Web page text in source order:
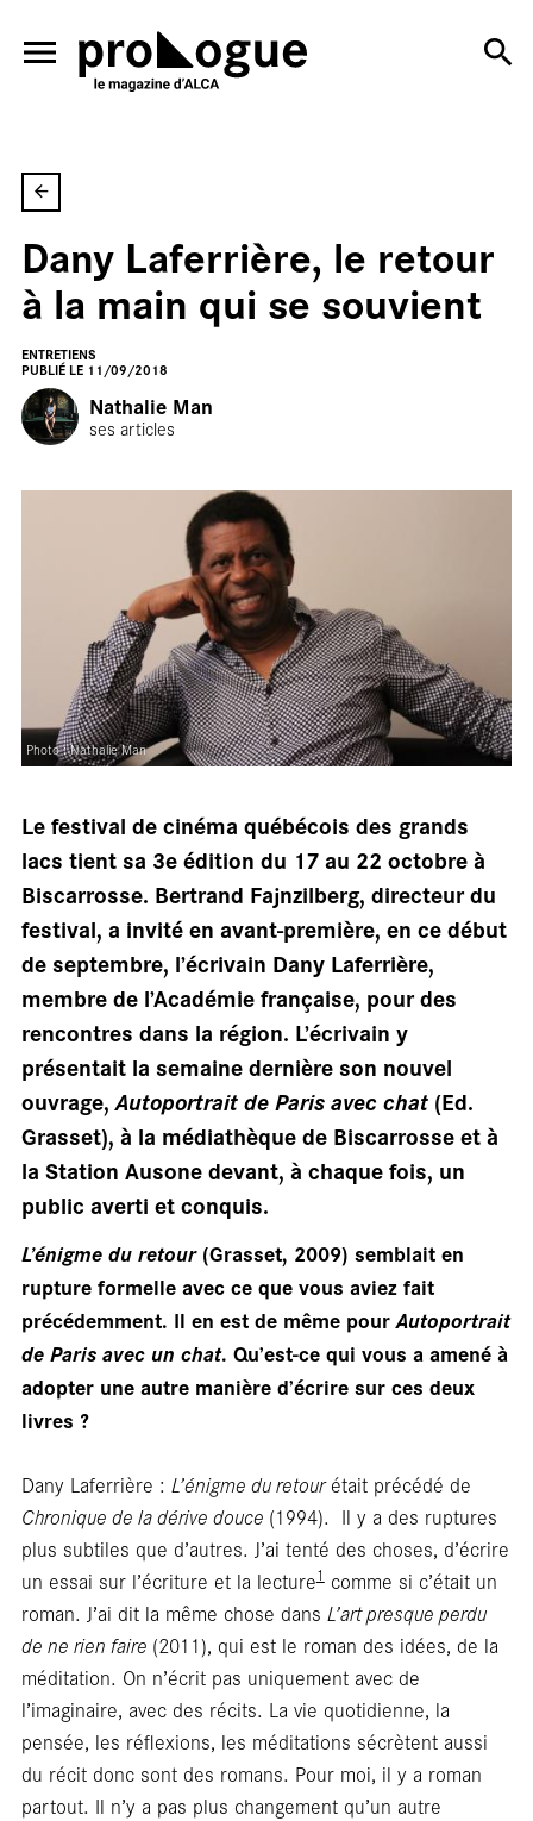
ALLER AU CONTENU PRINCIPAL
Dany Laferrière, le retour
à la main qui se souvient
ENTRETIENS
PUBLIÉ LE 11/09/2018
Nathalie Man
ses articles
Photo : Nathalie Man
Le festival de cinéma québécois des grands
lacs tient sa 3e édition du 17 au 22 octobre à
Biscarrosse. Bertrand Fajnzilberg, directeur du
festival, a invité en avant-première, en ce début
de septembre, l’écrivain Dany Laferrière,
membre de l’Académie française, pour des
rencontres dans la région. L’écrivain y
présentait la semaine dernière son nouvel
ouvrage,Autoportrait de Paris avec chat(Ed.
Grasset), à la médiathèque de Biscarrosse et à
la Station Ausone devant, à chaque fois, un
public averti et conquis.
L’énigme du retour (Grasset, 2009) semblait en
rupture formelle avec ce que vous aviez fait
précédemment. Il en est de même pourAutoportrait
de Paris avec un chat. Qu’est-ce qui vous a amené à
adopter une autre manière d’écrire sur ces deux
livres ?
Dany Laferrière : L’énigme du retourétait précédé de
Chronique de la dérive douce (1994). Il y a des ruptures
plus subtiles que d’autres. J’ai tenté des choses, d’écrire
un essai sur l’écriture et la lecture1comme si c’était un
roman. J’ai dit la même chose dans L’art presque perdu
de ne rien faire (2011), qui est le roman des idées, de la
méditation. On n’écrit pas uniquement avec de
l’imaginaire, avec des récits. La vie quotidienne, la
pensée, les réflexions, les méditations sécrètent aussi
du récit donc sont des romans. Pour moi, il y a roman
partout. Il n’y a pas plus changement qu’un autre